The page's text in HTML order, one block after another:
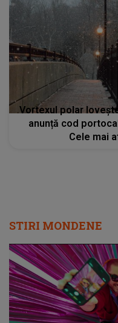
Vortexul polar
anunță cod
Cele mai
STIRI MONDENE